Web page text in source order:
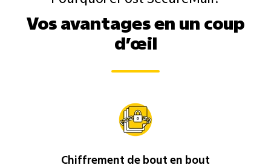
Vos avantages en un coup
d’œil
Chiffrement de bout en bout